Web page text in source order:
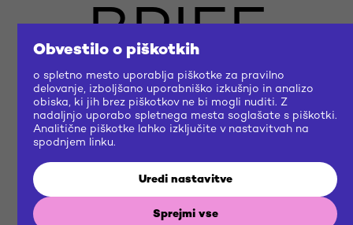
BRIEF
US
NOW
Zgradimo skupno prihodnost
Obvestilo o piškotkih
o spletno mesto uporablja piškotke za pravilno
delovanje, izboljšano uporabniško izkušnjo in analizo
obiska, ki jih brez piškotkov ne bi mogli nuditi. Z
nadaljnjo uporabo spletnega mesta soglašate s piškotki.
Analitične piškotke lahko izključite v nastavitvah na
spodnjem linku.
Uredi nastavitve
Sprejmi vse